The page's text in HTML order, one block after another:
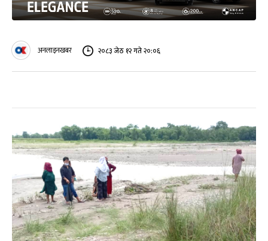
अनलाइनखबर २०८३ जेठ १२ गते २०:०६